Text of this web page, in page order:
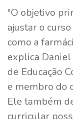
"O objetivo
ajustar o
como a
explica Daniel
de Educação
e membro do
Ele também